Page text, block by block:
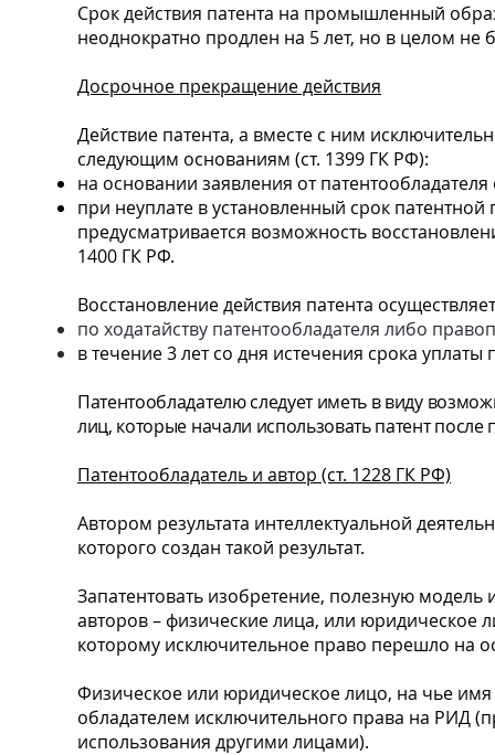
Срок действия патента на промышленный
неоднократно продлен на 5 лет, но в целом не
Досрочное прекращение действия
Действие патента, а вместе с ним
следующим основаниям (ст. 1399 ГК РФ):
на основании заявления от
при неуплате в установленный срок
предусматривается возможность
1400 ГК РФ.
Восстановление действия патента
по ходатайству патентообладателя либо
в течение 3 лет со дня истечения срока
Патентообладателю следует иметь в виду
лиц, которые начали использовать патент
Патентообладатель и автор (ст. 1228 ГК РФ)
Автором результата интеллектуальной
которого создан такой результат.
Запатентовать изобретение, полезную
авторов – физические лица, или юридическое
которому исключительное право перешло на
Физическое или юридическое лицо, на чье имя
обладателем исключительного права на РИД
использования другими лицами).